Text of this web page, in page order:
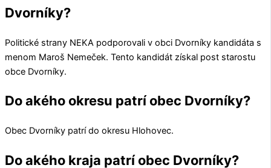
Dvorníky?
Politické strany NEKA podporovali v obci Dvorníky kandidáta s
menom Maroš Nemeček. Tento kandidát získal post starostu
obce Dvorníky.
Do akého okresu patrí obec Dvorníky?
Obec Dvorníky patrí do okresu Hlohovec.
Do akého kraja patrí obec Dvorníky?